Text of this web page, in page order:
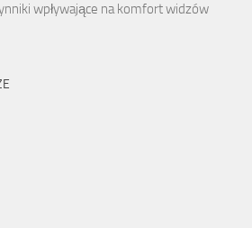
wpływające na komfort widzów